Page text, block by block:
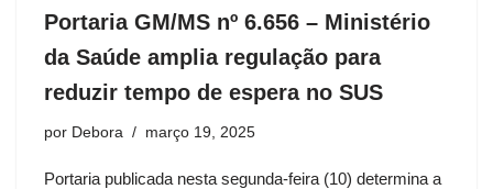
Portaria GM/MS nº 6.656 – Ministério
da Saúde amplia regulação para
reduzir tempo de espera no SUS
por Debora março 19, 2025
Portaria publicada nesta segunda-feira (10) determina a